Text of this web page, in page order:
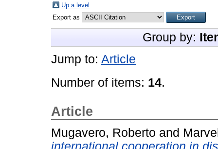
Up a level
Export as
Group by:
Jump to: Article
Number of items: 14.
Article
Mugavero, Roberto and
international cooperation in